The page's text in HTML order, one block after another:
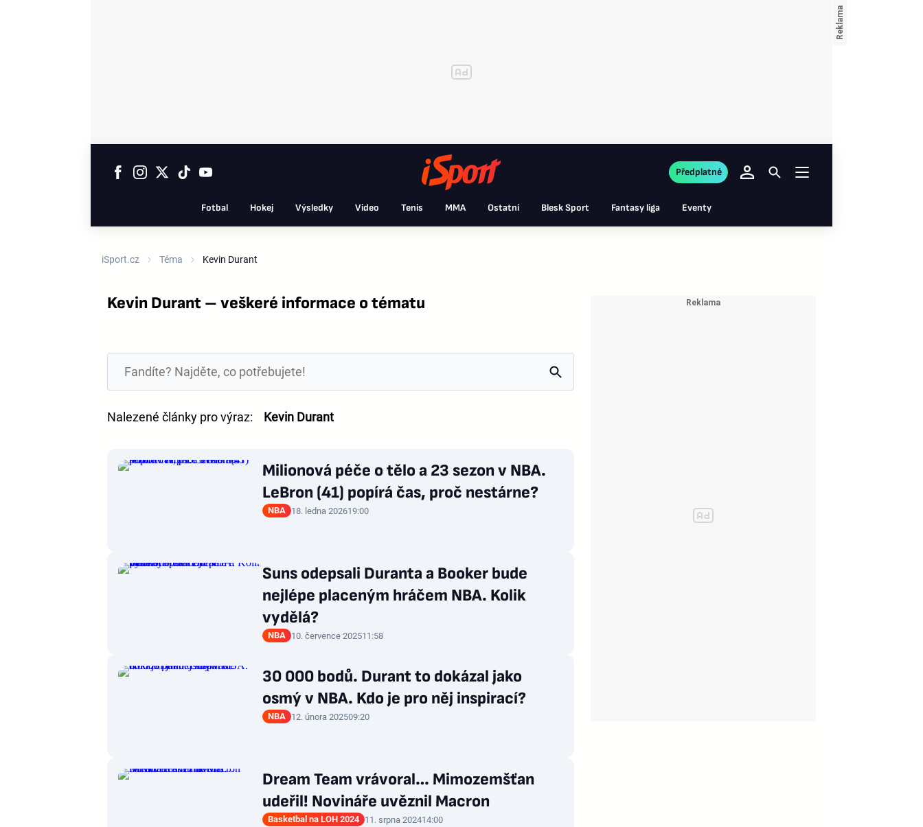
Fotbal Hokej Výsledky Video Tenis MMA Ostatní Blesk Sport Fantasy liga Eventy
Předplatné
iSport.cz Téma Kevin Durant
Kevin Durant – veškeré informace o tématu
Nalezené články pro výraz: Kevin Durant
Milionová péče o tělo a 23 sezon v NBA.
LeBron (41) popírá čas, proč nestárne?
NBA 18. ledna 202619:00
Suns odepsali Duranta a Booker bude
nejlépe placeným hráčem NBA. Kolik
vydělá?
NBA 10. července 202511:58
30 000 bodů. Durant to dokázal jako
osmý v NBA. Kdo je pro něj inspirací?
NBA 12. února 202509:20
Dream Team vrávoral… Mimozemšťan
udeřil! Novináře uvěznil Macron
Basketbal na LOH 2024 11. srpna 202414:00